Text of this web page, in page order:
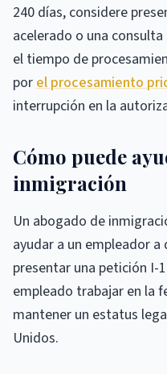
240 días, considere
acelerado o una consulta
el tiempo de
porel procesamiento
interrupción en la
Cómo puede
inmigración
Un abogado de
ayudar a un empleador
presentar una petición I-
empleado trabajar en la
mantener un estatus
Unidos.